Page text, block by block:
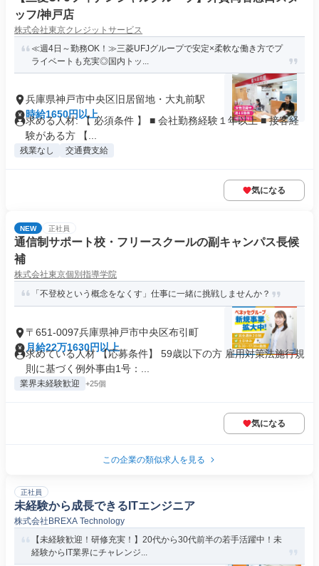
ッフ/神戸店
株式会社東京クレジットサービス
≪週4日～勤務OK！≫三菱UFJグループで安定×柔軟な働き方でプ
ライベートも充実◎国内トッ...
兵庫県神戸市中央区旧居留地・大丸前駅
時給1650円以上
求める人材: 【 必須条件 】 ■ 会社勤務経験１年以上 ■ 接客経
験がある方 【...
残業なし 交通費支給
気になる
NEW 正社員
通信制サポート校・フリースクールの副キャンパス長候
補
株式会社東京個別指導学院
「不登校という概念をなくす」仕事に一緒に挑戦しませんか？
〒651-0097兵庫県神戸市中央区布引町
月給22万1630円以上
求めている人材 【応募条件】 59歳以下の方 雇用対策法施行規
則に基づく例外事由1号：...
業界未経験歓迎 +25個
気になる
この企業の類似求人を見る
正社員
未経験から成長できるITエンジニア
株式会社BREXA Technology
【未経験歓迎！研修充実！】20代から30代前半の若手活躍中！未
経験からIT業界にチャレンジ...